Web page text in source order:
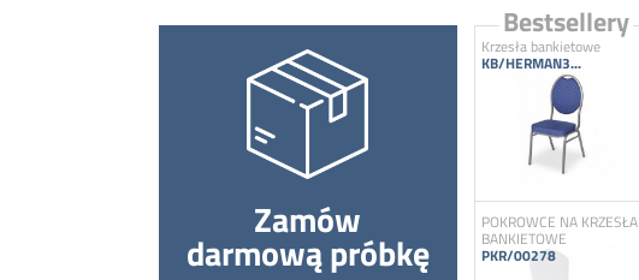
Zamów
darmową próbkę
Bestsellery
Krzesła bankietowe
KB/HERMAN3...
POKROWCE NA KRZESŁA
BANKIETOWE
PKR/00278